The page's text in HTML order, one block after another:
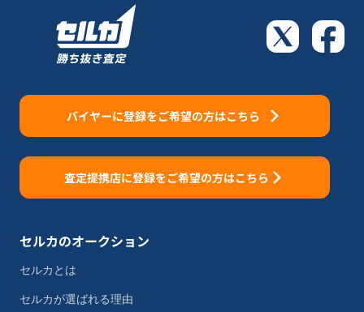
バイヤーに登録をご希望の方はこちら
査定提携店に登録をご希望の方はこちら
セルカのオークション
セルカとは
セルカが選ばれる理由